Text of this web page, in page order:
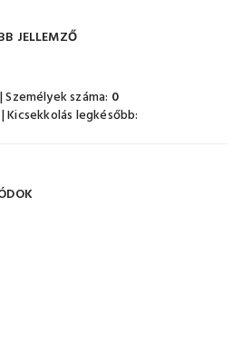
JELLEMZŐ
Személyek száma: 0
| Kicsekkolás legkésőbb: